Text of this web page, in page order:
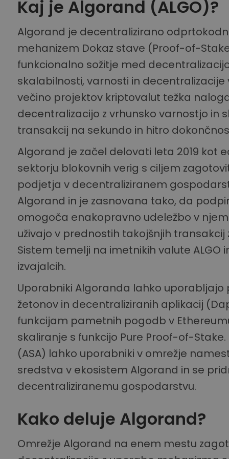
Kaj je Algorand (ALGO)?
Algorand je decentralizirano
mehanizem Dokaz stave (Proof-of-
funkcionalno sožitje med
skalabilnosti, varnosti in
večino projektov kriptovalut težka
decentralizacijo z vrhunsko varnostjo in
transakcij na sekundo in hitro
Algorand je začel delovati leta 2019 kot
sektorju blokovnih verig s ciljem
podjetja v decentraliziranem
Algorand in je zasnovana tako, da
omogoča enakopravno udeležbo v
uživajo v prednostih takojšnjih
Sistem temelji na imetnikih valute ALGO
izvajalcih.
Uporabniki Algoranda lahko uporabljajo
žetonov in decentraliziranih aplikacij
funkcijam pametnih pogodb v
skaliranje s funkcijo Pure Proof-of-
(ASA) lahko uporabniki v omrežje
sredstva v ekosistem Algorand in se
decentraliziranemu gospodarstvu.
Kako deluje Algorand?
Omrežje Algorand na enem mestu